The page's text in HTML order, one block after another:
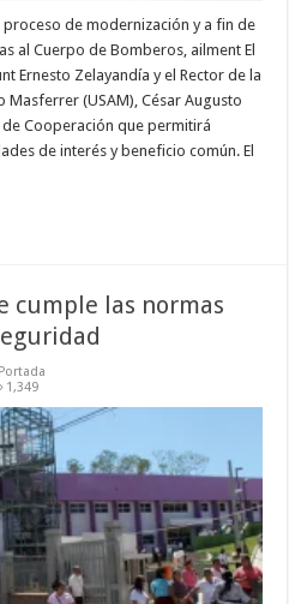
de modernización y a fin de
al Cuerpo de Bomberos, ailment El
Ernesto Zelayandía y el Rector de la
(USAM), César Augusto
Cooperación que permitirá
de interés y beneficio común. El
cumple las normas
Portada
1,349